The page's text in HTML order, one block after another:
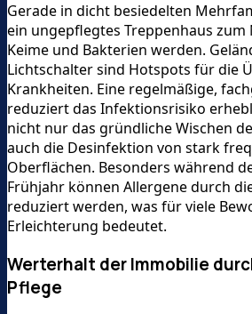
Gerade in dicht besiedelten
ein ungepflegtes Treppenhaus
Keime und Bakterien werden.
Lichtschalter sind Hotspots für die
Krankheiten. Eine regelmäßige,
reduziert das Infektionsrisiko
nicht nur das gründliche Wischen
auch die Desinfektion von stark
Oberflächen. Besonders während
Frühjahr können Allergene durch
reduziert werden, was für viele
Erleichterung bedeutet.
Werterhalt der Immobilie
Pflege